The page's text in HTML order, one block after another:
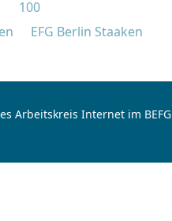
EFG Berlin Staaken
Arbeitskreis Internet im BEFG